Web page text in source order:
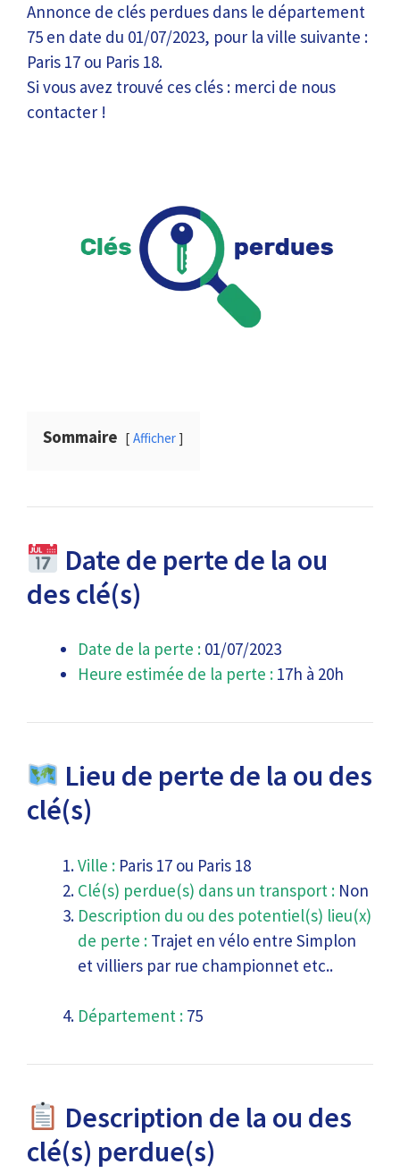
Annonce de clés perdues dans le département
75 en date du 01/07/2023, pour la ville suivante :
Paris 17 ou Paris 18.
Si vous avez trouvé ces clés : merci de nous
contacter !
Sommaire Afficher
Date de perte de la ou
des clé(s)
Date de la perte : 01/07/2023
Heure estimée de la perte : 17h à 20h
Lieu de perte de la ou des
clé(s)
Ville : Paris 17 ou Paris 18
Clé(s) perdue(s) dans un transport : Non
Description du ou des potentiel(s) lieu(x)
de perte : Trajet en vélo entre Simplon
et villiers par rue championnet etc..
Département : 75
Description de la ou des
clé(s) perdue(s)